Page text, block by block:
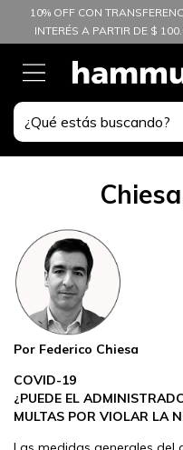
10% OFF CON
INTERÉS A PARTIR DE $
Por Federico Chiesa
COVID-19
¿PUEDE EL
MULTAS POR VIOLAR LA